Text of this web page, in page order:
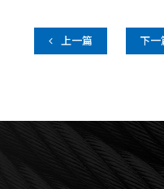
上一篇 下一